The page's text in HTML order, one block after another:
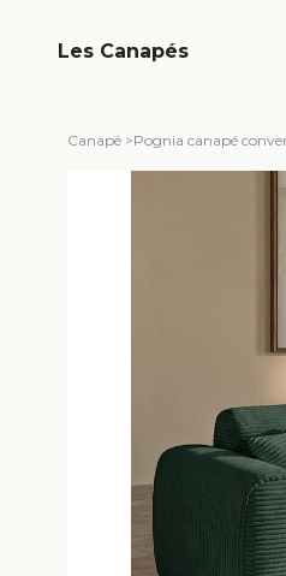
Les Canapés
Canapé >Pognia canapé